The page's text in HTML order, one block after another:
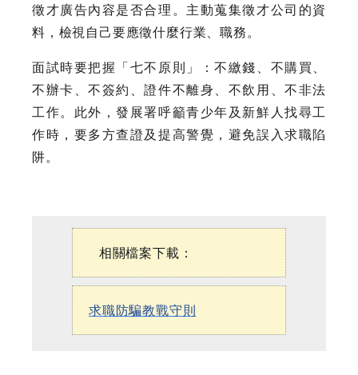
徵才廣告內容是否合理。主動蒐集徵才公司的資
料，檢視自己要應徵什麼行業、職務。
面試時要把握「七不原則」：不繳錢、不購買、
不辦卡、不簽約、證件不離身、不飲用、不非法
工作。此外，發展署呼籲青少年及新鮮人找尋工
作時，要多方查證及提高警覺，避免誤入求職陷
阱。
相關檔案下載：
求職防騙教戰守則